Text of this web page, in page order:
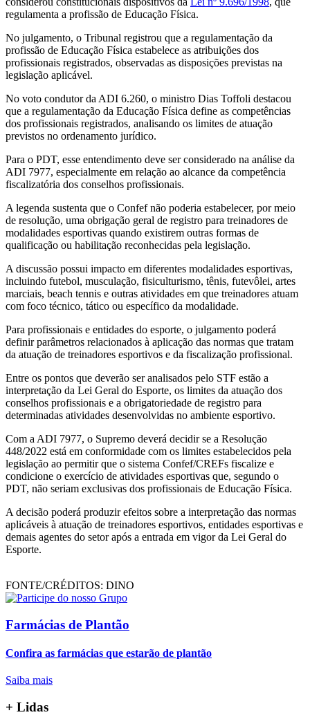
regulamenta a profissão de Educação Física.
No julgamento, o Tribunal registrou que a regulamentação da
profissão de Educação Física estabelece as atribuições dos
profissionais registrados, observadas as disposições previstas na
legislação aplicável.
No voto condutor da ADI 6.260, o ministro Dias Toffoli destacou
que a regulamentação da Educação Física define as competências
dos profissionais registrados, analisando os limites de atuação
previstos no ordenamento jurídico.
Para o PDT, esse entendimento deve ser considerado na análise da
ADI 7977, especialmente em relação ao alcance da competência
fiscalizatória dos conselhos profissionais.
A legenda sustenta que o Confef não poderia estabelecer, por meio
de resolução, uma obrigação geral de registro para treinadores de
modalidades esportivas quando existirem outras formas de
qualificação ou habilitação reconhecidas pela legislação.
A discussão possui impacto em diferentes modalidades esportivas,
incluindo futebol, musculação, fisiculturismo, tênis, futevôlei, artes
marciais, beach tennis e outras atividades em que treinadores atuam
com foco técnico, tático ou específico da modalidade.
Para profissionais e entidades do esporte, o julgamento poderá
definir parâmetros relacionados à aplicação das normas que tratam
da atuação de treinadores esportivos e da fiscalização profissional.
Entre os pontos que deverão ser analisados pelo STF estão a
interpretação da Lei Geral do Esporte, os limites da atuação dos
conselhos profissionais e a obrigatoriedade de registro para
determinadas atividades desenvolvidas no ambiente esportivo.
Com a ADI 7977, o Supremo deverá decidir se a Resolução
448/2022 está em conformidade com os limites estabelecidos pela
legislação ao permitir que o sistema Confef/CREFs fiscalize e
condicione o exercício de atividades esportivas que, segundo o
PDT, não seriam exclusivas dos profissionais de Educação Física.
A decisão poderá produzir efeitos sobre a interpretação das normas
aplicáveis à atuação de treinadores esportivos, entidades esportivas e
demais agentes do setor após a entrada em vigor da Lei Geral do
Esporte.
FONTE/CRÉDITOS: DINO
Farmácias de Plantão
Confira as farmácias que estarão de plantão
Saiba mais
+ Lidas